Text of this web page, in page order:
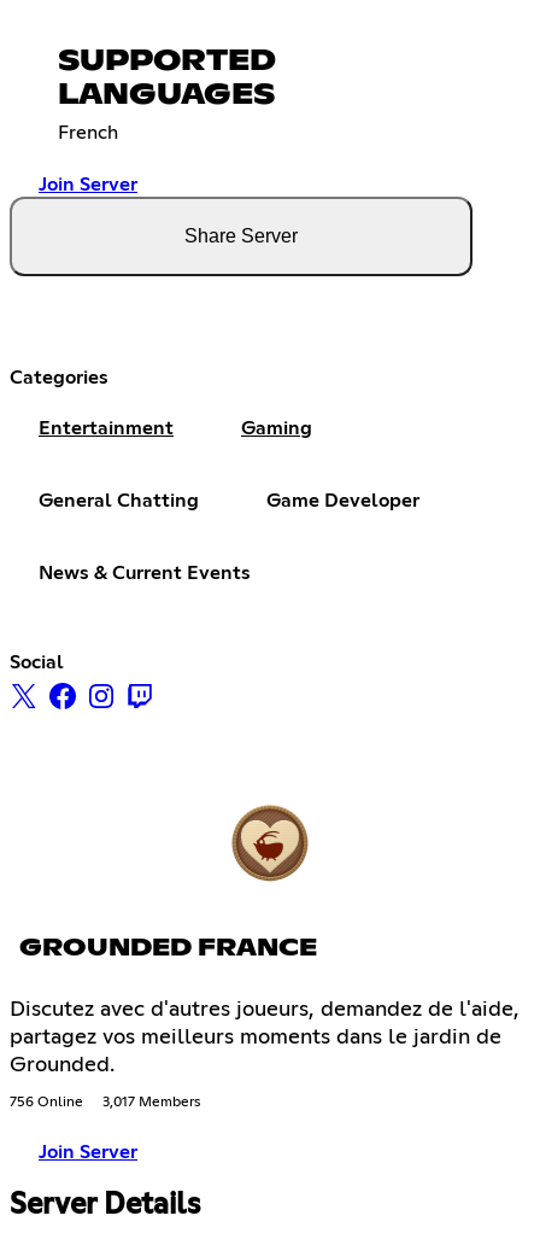
SUPPORTED
LANGUAGES
French
Join Server
Share Server
Categories
Entertainment Gaming
General Chatting Game Developer
News & Current Events
Social
GROUNDED FRANCE
Discutez avec d'autres joueurs, demandez de l'aide,
partagez vos meilleurs moments dans le jardin de
Grounded.
756 Online 3,017 Members
Join Server
Server Details